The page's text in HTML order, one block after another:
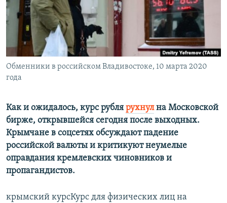
КРЫМ.НЕПОКОРЕННЫЙ
ELIFBE
УКРАИНСКАЯ ПРОБЛЕМА КРЫМА
Все сайты RFE/RL
Обменники в российском Владивостоке, 10 марта 2020
года
Как и ожидалось, курс рубля рухнулна Московской
бирже, открывшейся сегодня после выходных.
Крымчане в соцсетях обсуждают падение
российской валюты и критикуют неумелые
оправдания кремлевских чиновников и
пропагандистов.
крымский курсКурс для физических лиц на